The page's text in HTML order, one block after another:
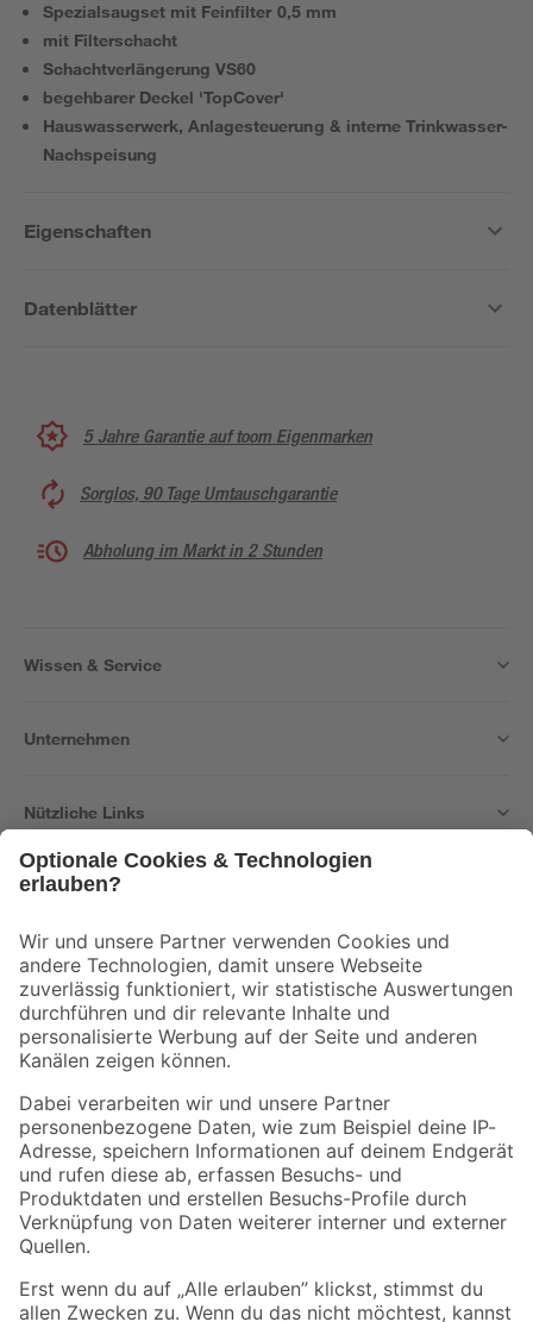
Spezialsaugset mit Feinfilter 0,5 mm
mit Filterschacht
Schachtverlängerung VS60
begehbarer Deckel 'TopCover'
Hauswasserwerk, Anlagesteuerung & interne Trinkwasser-
Nachspeisung
Eigenschaften
Datenblätter
5 Jahre Garantie auf toom Eigenmarken
Sorglos, 90 Tage Umtauschgarantie
Abholung im Markt in 2 Stunden
Wissen & Service
Unternehmen
Nützliche Links
Der toom Newsletter: Keine Angebote und Aktionen mehr verpassen!
Zur Newsletter Anmeldung
Folge uns
Zahlungsarten Versandarten
Sicher einkaufen